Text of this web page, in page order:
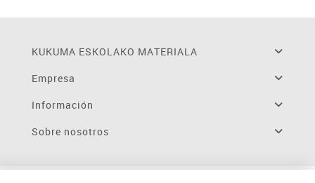
KUKUMA ESKOLAKO MATERIALA
Empresa
Información
Sobre nosotros